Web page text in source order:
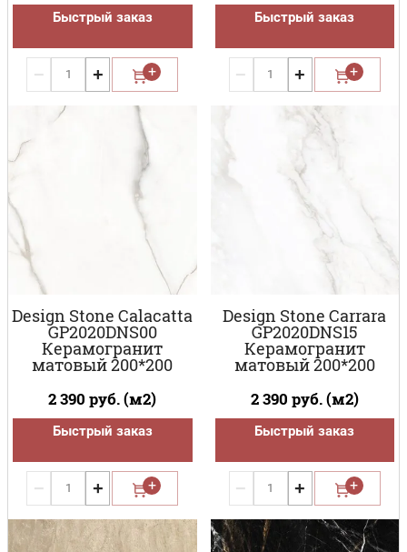
Быстрый заказ
− +
Быстрый заказ
− +
Design Stone Calacatta
GP2020DNS00
Керамогранит
матовый 200*200
2 390 руб. (м2)
Быстрый заказ
− +
Design Stone Carrara
GP2020DNS15
Керамогранит
матовый 200*200
2 390 руб. (м2)
Быстрый заказ
− +